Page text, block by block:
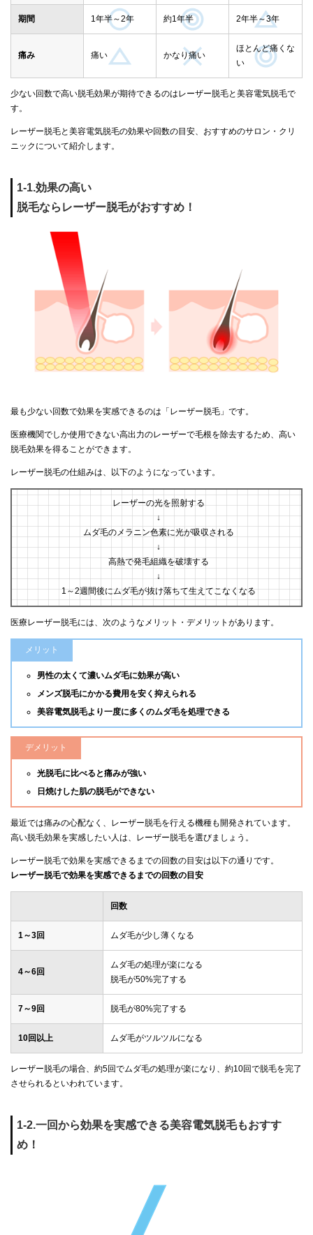
期間 1年半～2年 約1年半 2年半～3年
痛み 痛い かなり痛い
ほとんど痛くな
い
少ない回数で高い脱毛効果が期待できるのはレーザー脱毛と美容電気脱毛で
す。
レーザー脱毛と美容電気脱毛の効果や回数の目安、おすすめのサロン・クリ
ニックについて紹介します。
1-1.効果の高い
脱毛ならレーザー脱毛がおすすめ！
最も少ない回数で効果を実感できるのは「レーザー脱毛」です。
医療機関でしか使用できない高出力のレーザーで毛根を除去するため、高い
脱毛効果を得ることができます。
レーザー脱毛の仕組みは、以下のようになっています。
レーザーの光を照射する
↓
ムダ毛のメラニン色素に光が吸収される
↓
高熱で発毛組織を破壊する
↓
1～2週間後にムダ毛が抜け落ちて生えてこなくなる
医療レーザー脱毛には、次のようなメリット・デメリットがあります。
メリット
男性の太くて濃いムダ毛に効果が高い
メンズ脱毛にかかる費用を安く抑えられる
美容電気脱毛より一度に多くのムダ毛を処理できる
デメリット
光脱毛に比べると痛みが強い
日焼けした肌の脱毛ができない
最近では痛みの心配なく、レーザー脱毛を行える機種も開発されています。
高い脱毛効果を実感したい人は、レーザー脱毛を選びましょう。
レーザー脱毛で効果を実感できるまでの回数の目安は以下の通りです。
レーザー脱毛で効果を実感できるまでの回数の目安
回数
1～3回 ムダ毛が少し薄くなる
4～6回
ムダ毛の処理が楽になる
脱毛が50%完了する
7～9回 脱毛が80%完了する
10回以上 ムダ毛がツルツルになる
レーザー脱毛の場合、約5回でムダ毛の処理が楽になり、約10回で脱毛を完了
させられるといわれています。
1-2.一回から効果を実感できる美容電気脱毛もおすす
め！